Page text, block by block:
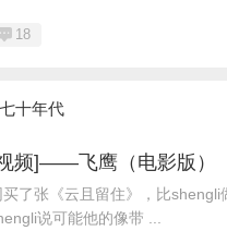
18
七十年代
频]——飞鹰（电影版）
了张《云且留住》，比shengli
说可能他的像带 ...